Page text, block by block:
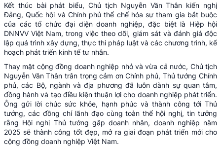
Kết thúc bài phát biểu, Chủ tịch Nguyễn Văn Thân kiến nghị
Đảng, Quốc hội và Chính phủ thể chế hóa sự tham gia bắt buộc
của các tổ chức đại diện doanh nghiệp, đặc biệt là Hiệp hội
DNNVV Việt Nam, trong việc theo dõi, giám sát và đánh giá độc
lập quá trình xây dựng, thực thi pháp luật và các chương trình, kế
hoạch phát triển kinh tế tư nhân.
Thay mặt cộng đồng doanh nghiệp nhỏ và vừa cả nước, Chủ tịch
Nguyễn Văn Thân trân trọng cảm ơn Chính phủ, Thủ tướng Chính
phủ, các Bộ, ngành và địa phương đã luôn dành sự quan tâm,
đồng hành và tạo điều kiện thuận lợi cho doanh nghiệp phát triển.
Ông gửi lời chúc sức khỏe, hạnh phúc và thành công tới Thủ
tướng, các đồng chí lãnh đạo cùng toàn thể hội nghị, tin tưởng
rằng Hội nghị Thủ tướng gặp doanh nhân, doanh nghiệp năm
2025 sẽ thành công tốt đẹp, mở ra giai đoạn phát triển mới cho
cộng đồng doanh nghiệp Việt Nam.